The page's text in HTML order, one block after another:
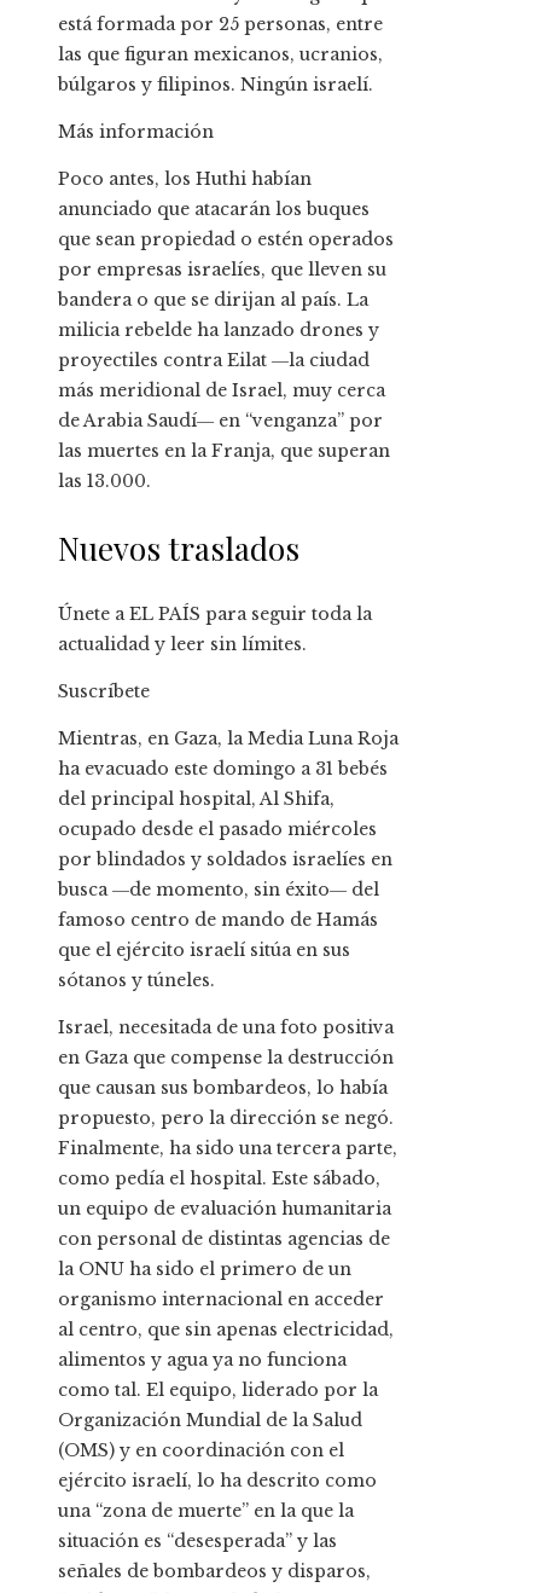
está formada por 25 personas, entre
las que figuran mexicanos, ucranios,
búlgaros y filipinos. Ningún israelí.
Más información
Poco antes, los Huthi habían
anunciado que atacarán los buques
que sean propiedad o estén operados
por empresas israelíes, que lleven su
bandera o que se dirijan al país. La
milicia rebelde ha lanzado drones y
proyectiles contra Eilat ―la ciudad
más meridional de Israel, muy cerca
de Arabia Saudí― en “venganza” por
las muertes en la Franja, que superan
las 13.000.
Nuevos traslados
Únete a EL PAÍS para seguir toda la
actualidad y leer sin límites.
Suscríbete
Mientras, en Gaza, la Media Luna Roja
ha evacuado este domingo a 31 bebés
del principal hospital, Al Shifa,
ocupado desde el pasado miércoles
por blindados y soldados israelíes en
busca ―de momento, sin éxito― del
famoso centro de mando de Hamás
que el ejército israelí sitúa en sus
sótanos y túneles.
Israel, necesitada de una foto positiva
en Gaza que compense la destrucción
que causan sus bombardeos, lo había
propuesto, pero la dirección se negó.
Finalmente, ha sido una tercera parte,
como pedía el hospital. Este sábado,
un equipo de evaluación humanitaria
con personal de distintas agencias de
la ONU ha sido el primero de un
organismo internacional en acceder
al centro, que sin apenas electricidad,
alimentos y agua ya no funciona
como tal. El equipo, liderado por la
Organización Mundial de la Salud
(OMS) y en coordinación con el
ejército israelí, lo ha descrito como
una “zona de muerte” en la que la
situación es “desesperada” y las
señales de bombardeos y disparos,